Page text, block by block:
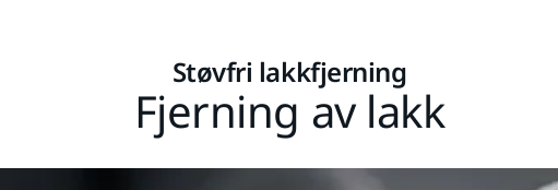
Støvfri lakkfjerning
Fjerning av lakk